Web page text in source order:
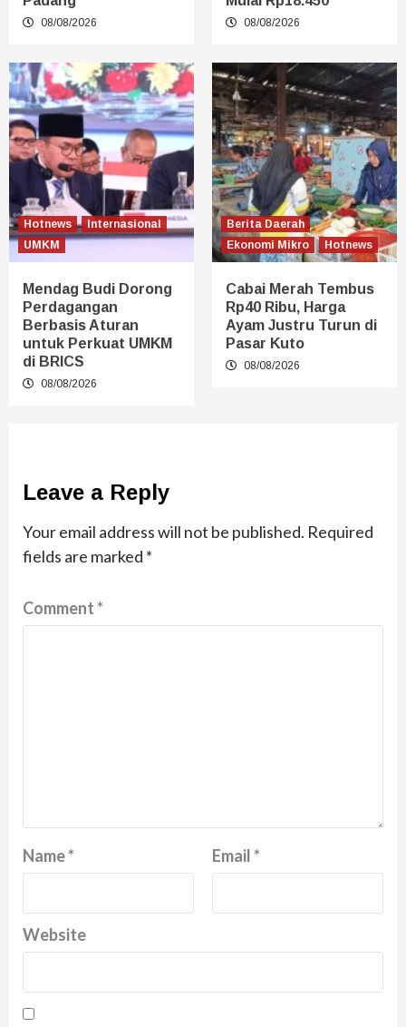
08/08/2026 08/08/2026
Hotnews
Internasional
UMKM
Mendag Budi Dorong
Perdagangan
Berbasis Aturan
untuk Perkuat UMKM
di BRICS
08/08/2026
Berita Daerah
Ekonomi Mikro
Hotnews
Cabai Merah Tembus
Rp40 Ribu, Harga
Ayam Justru Turun di
Pasar Kuto
08/08/2026
Leave a Reply
Your email address will not be published. Required
fields are marked *
Comment*
Name* Email*
Website